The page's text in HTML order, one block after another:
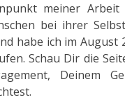
meiner
bei ihrer
habe ich im August
Schau Dir die
Deinem